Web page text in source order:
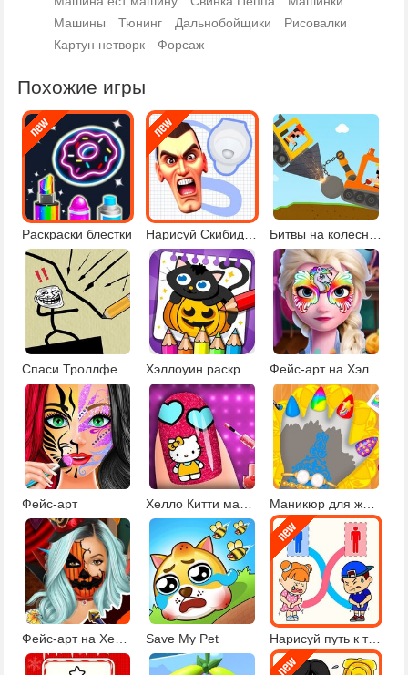
Машины
Тюнинг Дальнобойщики
Рисовалки
Картун нетворк
Форсаж
Похожие игры
Раскраски блестки Нарисуй Скибиди путь к туалету Битвы на колесницах
Спаси Троллфейса Хэллоуин раскраски и рисовалки Фейс-арт на Хэллоуин для Эльзы
Фейс-арт Маникюр для животных
Фейс-арт на Хеллоуин 2 Save My Pet Нарисуй путь к туалету